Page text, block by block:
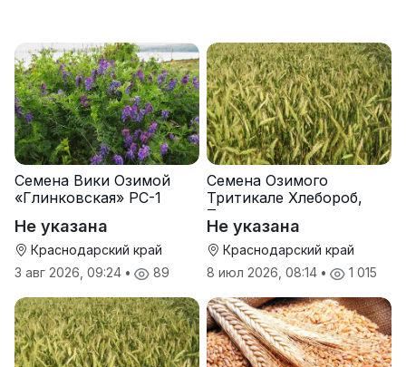
Семена Вики Озимой
«Глинковская» РС-1
Не указана
Краснодарский край
3 авг 2026, 09:24 • 89
Семена Озимого
Тритикале Хлебороб,
Тихон
Не указана
Краснодарский край
8 июл 2026, 08:14 • 1 015